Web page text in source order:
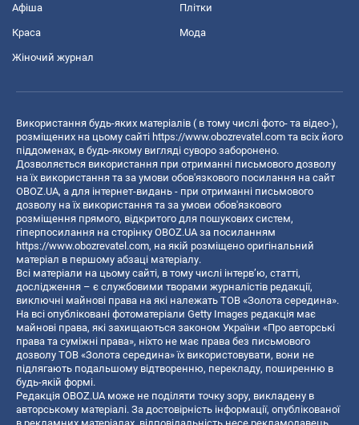
Афіша Плітки
Краса Мода
Жіночий журнал
Використання будь-яких матеріалів ( в тому числі фото- та відео-),
розміщених на цьому сайті https://www.obozrevatel.com та всіх його
піддоменах, в будь-якому вигляді суворо заборонено.
Дозволяється використання при отриманні письмового дозволу
на їх використання та за умови обов'язкового посилання на сайт
OBOZ.UA, а для інтернет-видань - при отриманні письмового
дозволу на їх використання та за умови обов'язкового
розміщення прямого, відкритого для пошукових систем,
гіперпосилання на сторінку OBOZ.UA за посиланням
https://www.obozrevatel.com, на якій розміщено оригінальний
матеріал в першому абзаці матеріалу.
Всі матеріали на цьому сайті, в тому числі інтерв’ю, статті,
дослідження – є службовими творами журналістів редакції,
виключні майнові права на які належать ТОВ «Золота середина».
На всі опубліковані фотоматеріали Getty Images редакція має
майнові права, які захищаються законом України «Про авторські
права та суміжні права», ніхто не має права без письмового
дозволу ТОВ «Золота середина» їх використовувати, вони не
підлягають подальшому відтворенню, перекладу, поширенню в
будь-якій формі.
Редакція OBOZ.UA може не поділяти точку зору, викладену в
авторському матеріалі. За достовірність інформації, опублікованої